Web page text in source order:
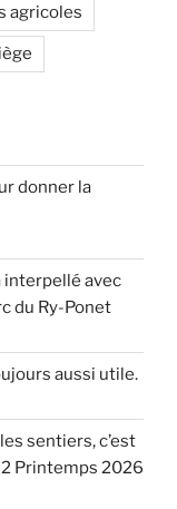
agricoles
donner la
interpellé avec
du Ry-Ponet
aussi utile.
sentiers, c’est
Printemps 2026